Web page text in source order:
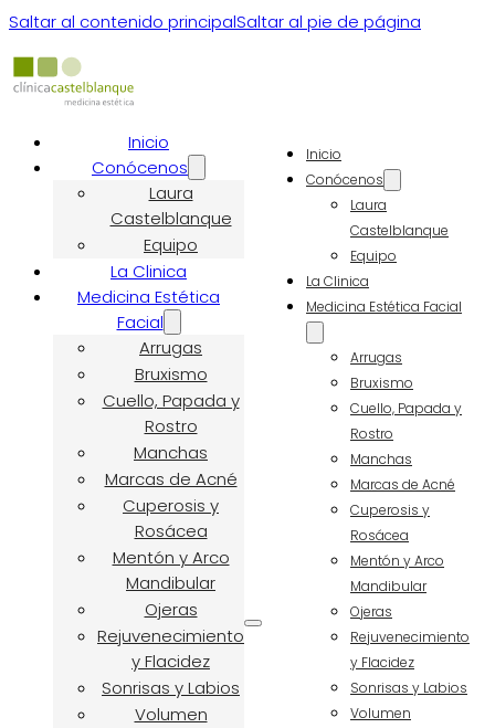
Saltar al contenido principalSaltar al pie de página
Inicio
Conócenos
Laura
Castelblanque
Equipo
La Clinica
Medicina Estética
Facial
Arrugas
Bruxismo
Cuello, Papada y
Rostro
Manchas
Marcas de Acné
Cuperosis y
Rosácea
Mentón y Arco
Mandibular
Ojeras
Rejuvenecimiento
y Flacidez
Sonrisas y Labios
Volumen
Inicio
Conócenos
Laura
Castelblanque
Equipo
La Clinica
Medicina Estética Facial
Arrugas
Bruxismo
Cuello, Papada y
Rostro
Manchas
Marcas de Acné
Cuperosis y
Rosácea
Mentón y Arco
Mandibular
Ojeras
Rejuvenecimiento
y Flacidez
Sonrisas y Labios
Volumen